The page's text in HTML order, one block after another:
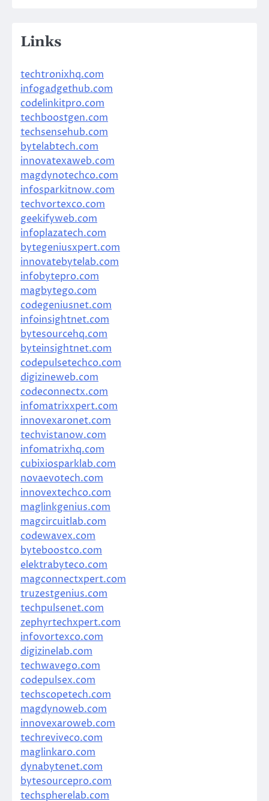
Links
techtronixhq.com
infogadgethub.com
codelinkitpro.com
techboostgen.com
techsensehub.com
bytelabtech.com
innovatexaweb.com
magdynotechco.com
infosparkitnow.com
techvortexco.com
geekifyweb.com
infoplazatech.com
bytegeniusxpert.com
innovatebytelab.com
infobytepro.com
magbytego.com
codegeniusnet.com
infoinsightnet.com
bytesourcehq.com
byteinsightnet.com
codepulsetechco.com
digizineweb.com
codeconnectx.com
infomatrixxpert.com
innovexaronet.com
techvistanow.com
infomatrixhq.com
cubixiosparklab.com
novaevotech.com
innovextechco.com
maglinkgenius.com
magcircuitlab.com
codewavex.com
byteboostco.com
elektrabyteco.com
magconnectxpert.com
truzestgenius.com
techpulsenet.com
zephyrtechxpert.com
infovortexco.com
digizinelab.com
techwavego.com
codepulsex.com
techscopetech.com
magdynoweb.com
innovexaroweb.com
techreviveco.com
maglinkaro.com
dynabytenet.com
bytesourcepro.com
techspherelab.com